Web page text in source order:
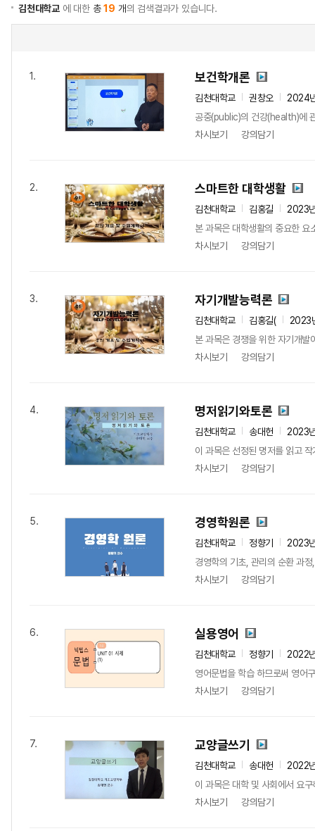
김천대학교 에 대한 총19 개의 검색결과가 있습니다.
1. 보건학개론
김천대학교 권창오
2024
공중(public)의 건강(health)에
차시보기
강의담기
2. 스마트한 대학생활
김천대학교 김홍길
2023
본 과목은 대학생활의 중요한 요
차시보기
강의담기
3. 자기개발능력론
김천대학교 김홍길(
2023
본 과목은 경쟁을 위한 자기개발
차시보기
강의담기
4. 명저읽기와토론
김천대학교 송대헌
2023
이 과목은 선정된 명저를 읽고
차시보기
강의담기
5. 경영학원론
김천대학교 정향기
2023
경영학의 기초, 관리의 순환 과
차시보기
강의담기
6. 실용영어
김천대학교 정향기
2022
영어문법을 학습 하므로써 영어
차시보기
강의담기
7. 교양글쓰기
김천대학교 송대헌
2022
이 과목은 대학 및 사회에서 요
차시보기
강의담기